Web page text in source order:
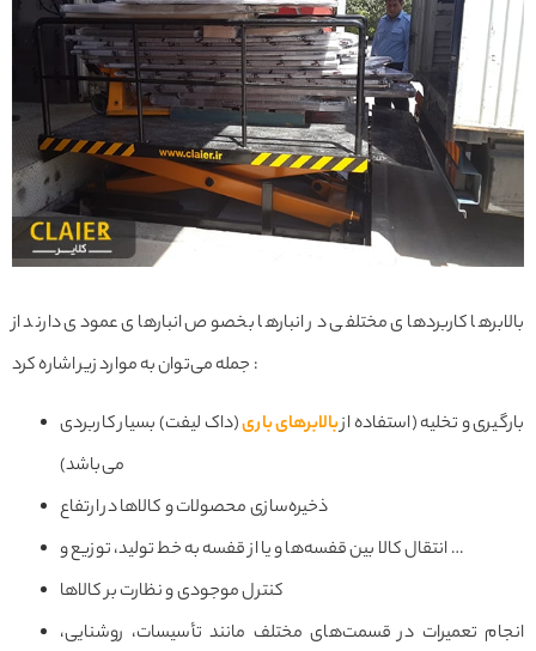
بالابرها کاربردهای مختلفی در انبارها بخصوص انبارهای عمودی دارند از
جمله می‌توان به موارد زیر اشاره کرد :
بارگیری و تخلیه (استفاده ازبالابرهای باری(داک لیفت) بسیار کاربردی
می‌باشد)
ذخیره‌سازی محصولات و کالاها در ارتفاع
انتقال کالا بین قفسه‌ها و یا از قفسه به خط تولید، توزیع و …
کنترل موجودی و نظارت بر کالاها
انجام تعمیرات در قسمت‌های مختلف مانند تأسیسات، روشنایی،